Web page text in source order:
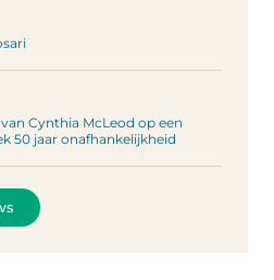
Cynthia McLeod op een
50 jaar onafhankelijkheid